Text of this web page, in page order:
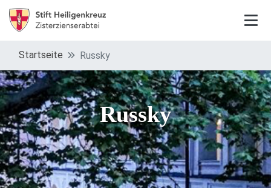
Startseite Russky
Russky